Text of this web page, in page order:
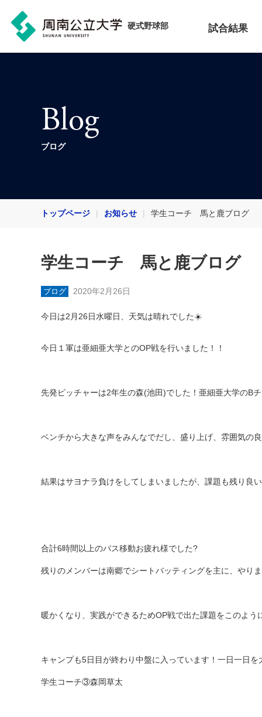
硬式野球部 試合結果
Blog
ブログ
トップページ お知らせ 学生コーチ 馬と鹿ブログ
学生コーチ 馬と鹿ブログ
ブログ 2020年2月26日
今日は2月26日水曜日、天気は晴れでした☀️
今日１軍は亜細亜大学とのOP戦を行いました！！
先発ピッチャーは2年生の森(池田)でした！亜細亜大学のB
ベンチから大きな声をみんなでだし、盛り上げ、雰囲気の
結果はサヨナラ負けをしてしまいましたが、課題も残り良
合計6時間以上のバス移動お疲れ様でした?
残りのメンバーは南郷でシートバッティングを主に、やり
暖かくなり、実践ができるためOP戦で出た課題をこのよ
キャンプも5日目が終わり中盤に入っています！一日一日
学生コーチ③森岡草太